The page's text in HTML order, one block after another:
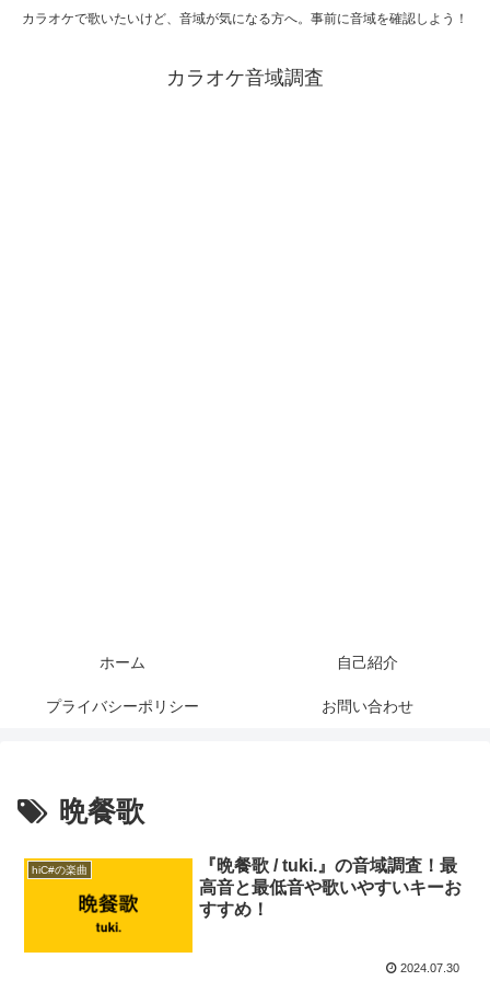
カラオケで歌いたいけど、音域が気になる方へ。事前に音域を確認しよう！
カラオケ音域調査
ホーム 自己紹介
プライバシーポリシー お問い合わせ
晩餐歌
hiC#の楽曲
『晩餐歌 / tuki.』の音域調査！最
高音と最低音や歌いやすいキーお
すすめ！
2024.07.30